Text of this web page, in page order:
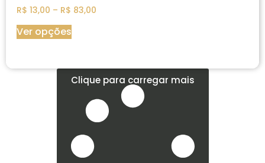
R$ 13,00 – R$ 83,00
Ver opções
Clique para carregar mais